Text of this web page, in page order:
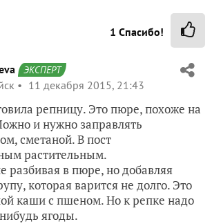
1 Спасибо!
ЭКСПЕРТ
11 декабря 2015, 21:43
репницу. Это пюре, похоже на
и нужно заправлять
сметаной. В пост
растительным.
разбивая в пюре, но добавляя
которая варится не долго. Это
каши с пшеном. Но к репке надо
ягоды.